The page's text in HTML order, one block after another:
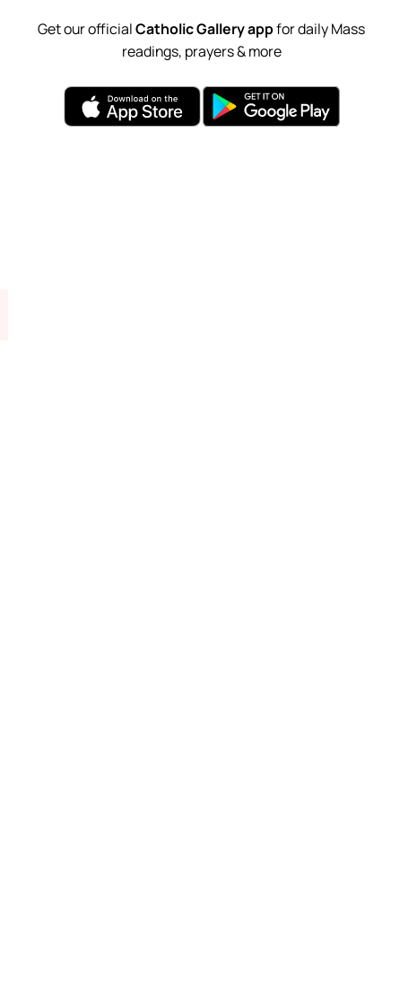
Get our officialCatholic Gallery appfor daily Mass
readings, prayers & more